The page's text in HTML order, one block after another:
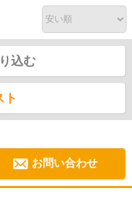
込む
ト
お問い合わせ